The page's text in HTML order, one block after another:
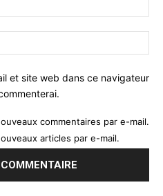
:*
:
et site web dans ce navigateur
commentaires par e-mail.
articles par e-mail.